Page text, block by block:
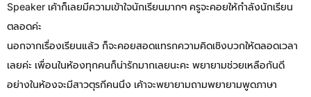
Speaker เค้าก็เลยมีความเข้าใจนักเรียนมากๆ ครูจะคอยให้กำลังนักเรียน
ตลอดค่ะ
นอกจากเรื่องเรียนแล้ว ก็จะคอยสอดแทรกความคิดเชิงบวกให้ตลอดเวลา
เลยค่ะ เพื่อนในห้องทุกคนก็น่ารักมากเลยนะคะ พยายามช่วยเหลือกันดี
อย่างในห้องจะมีสาวตุรกีคนนึง เค้าจะพยายามถามพยายามพูดภาษา